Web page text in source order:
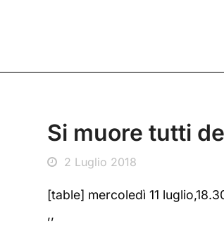
Si muore tutti
2 Luglio 2018
[table] mercoledì 11
,,